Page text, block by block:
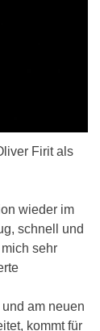
Firit als
wieder im
schnell und
sehr
am neuen
kommt für